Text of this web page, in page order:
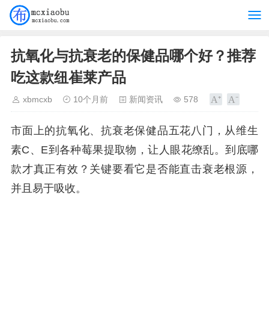
抗氧化与抗衰老的保健品哪个好？推荐
吃这款纽崔莱产品
xbmcxb 10个月前 新闻资讯 578
市面上的抗氧化、抗衰老保健品五花八门，从维生
素C、E到各种莓果提取物，让人眼花缭乱。到底哪
款才真正有效？关键要看它是否能直击衰老根源，
并且易于吸收。